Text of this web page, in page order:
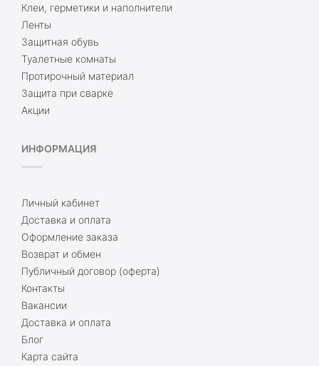
Клеи, герметики и наполнители
Ленты
Защитная обувь
Туалетные комнаты
Протирочный материал
Защита при сварке
Акции
ИНФОРМАЦИЯ
Личный кабинет
Доставка и оплата
Оформление заказа
Возврат и обмен
Публичный договор (оферта)
Контакты
Вакансии
Доставка и оплата
Блог
Карта сайта